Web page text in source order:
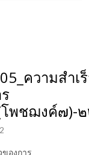
ความสำเ
พชฌงค์๗)-
ของการ